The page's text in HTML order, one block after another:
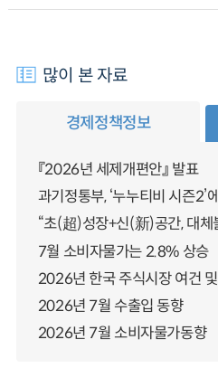
많이 본 자료
경제정책정보
『2026년 세제개편안』 발표
과기정통부, ‘누누티비 시즌2’
“초(超)성장+신(新)공간, 대체
7월 소비자물가는 2.8% 상승
2026년 한국 주식시장 여건
2026년 7월 수출입 동향
2026년 7월 소비자물가동향